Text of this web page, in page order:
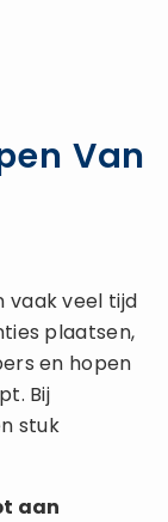
Van
vaak veel tijd
plaatsen,
en hopen
Bij
stuk
aan